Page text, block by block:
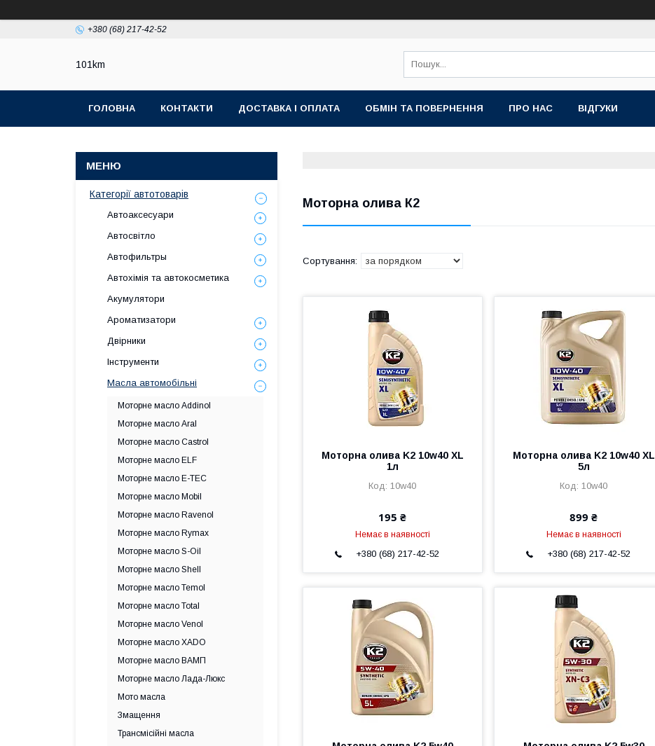
+380 (68) 217-42-52
101km
ГОЛОВНА КОНТАКТИ ДОСТАВКА І ОПЛАТА ОБМІН ТА ПОВЕРНЕННЯ ПРО НАС ВІДГУКИ
Моторна олива К2
Моторна олива K2 10w40 XL
1л
10w40
195 ₴
Немає в наявності
+380 (68) 217-42-52
Моторна олива K2 10w40 XL
5л
10w40
899 ₴
Немає в наявності
+380 (68) 217-42-52
Категорії автотоварів
Автоаксесуари
Автосвітло
Автофильтры
Автохімія та автокосметика
Акумулятори
Ароматизатори
Двірники
Інструменти
Масла автомобільні
Моторне масло Addinol
Моторне масло Aral
Моторне масло Castrol
Моторне масло ELF
Моторне масло E-TEC
Моторне масло Mobil
Моторне масло Ravenol
Моторне масло Rymax
Моторне масло S-Oil
Моторне масло Shell
Моторне масло Temol
Моторне масло Total
Моторне масло Venol
Моторне масло XADO
Моторне масло ВАМП
Моторне масло Лада-Люкс
Мото масла
Змащення
Трансмісійні масла